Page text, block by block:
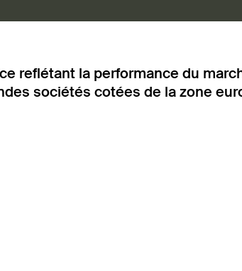
reflétant la performance du
sociétés cotées de la zone